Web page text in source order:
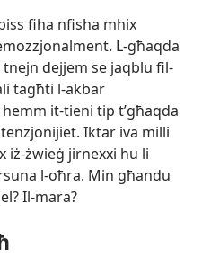
fiha nfisha mhix
L-​għaqda
dejjem se jaqblu fil-​
tagħti l-​akbar
it-​tieni tip t’għaqda
Iktar iva milli
iż-​żwieġ jirnexxi hu li
l-​oħra. Min għandu
Il-​mara?